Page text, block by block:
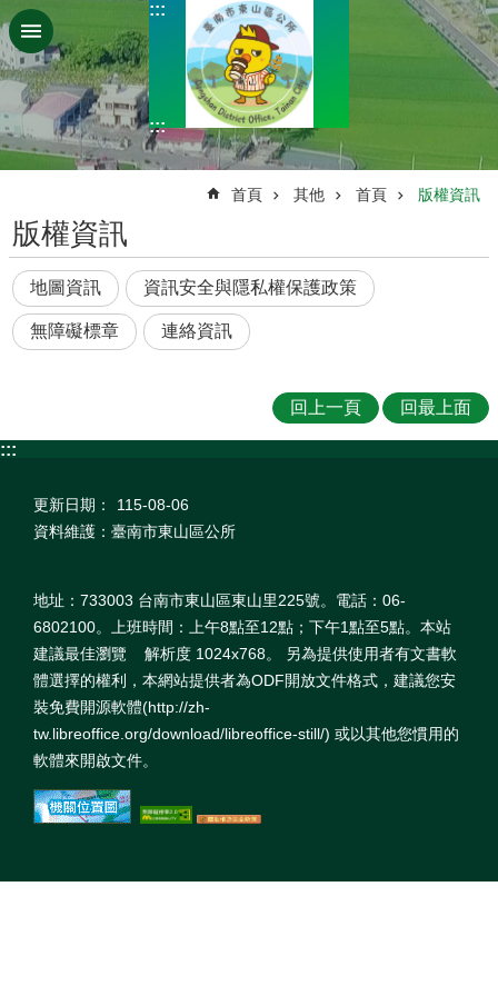
跳到主要內容區塊
:::
:::
首頁 其他 首頁 版權資訊
版權資訊
地圖資訊 資訊安全與隱私權保護政策
無障礙標章 連絡資訊
回上一頁 回最上面
:::
更新日期：
115-08-06
資料維護：臺南市東山區公所
地址：733003 台南市東山區東山里225號。電話：06-
6802100。上班時間：上午8點至12點；下午1點至5點。本站
建議最佳瀏覽 解析度 1024x768。 另為提供使用者有文書軟
體選擇的權利，本網站提供者為ODF開放文件格式，建議您安
裝免費開源軟體(http://zh-
tw.libreoffice.org/download/libreoffice-still/) 或以其他您慣用的
軟體來開啟文件。